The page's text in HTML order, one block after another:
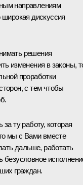
направлениям
широкая дискуссия
решения
изменения в законы,
проработки
с тем чтобы
ту работу, которая
мы с Вами вместе
дальше, работать
безусловное
граждан.